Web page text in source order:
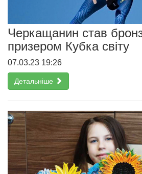
Черкащанин став
призером Кубка світу
07.03.23 19:26
Детальніше